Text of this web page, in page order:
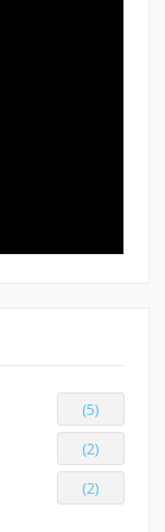
(5)
(2)
(2)